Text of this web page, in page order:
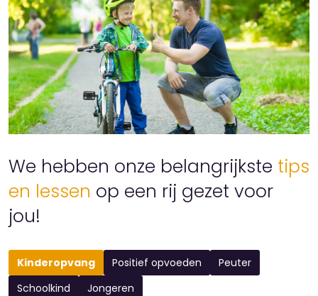
We hebben onze belangrijkste tips
en lessen op een rij gezet voor
jou!
Kinderopvang Positief opvoeden
Peuter
Schoolkind
Jongeren